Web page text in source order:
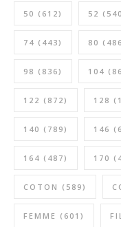
50 (612) 52
74 (443) 80
98 (836) 104
122 (872) 128
140 (789) 146
164 (487) 170
COTON (589)
FEMME (601)